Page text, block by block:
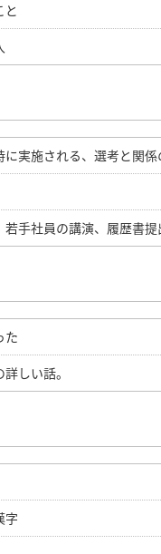
と
実施される、選考と関
手社員の講演、履歴書提
た
しい話。
字